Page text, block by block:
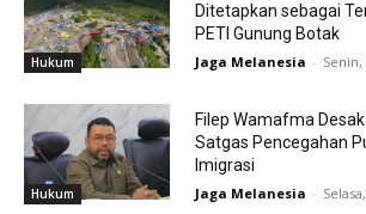
Hukum
Ditetapkan sebagai
PETI Gunung Botak
Jaga Melanesia - Senin,
Hukum
Filep Wamafma
Satgas Pencegahan
Imigrasi
Jaga Melanesia -